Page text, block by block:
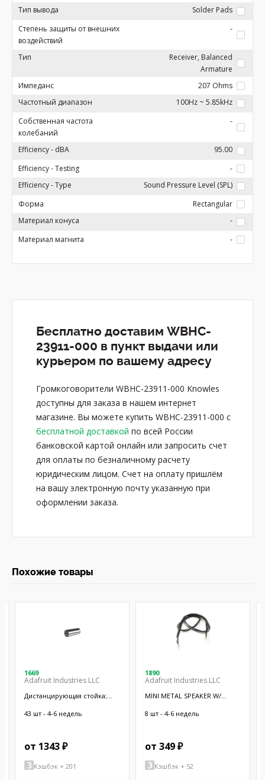
Тип вывода
Solder Pads
Степень защиты от внешних
воздействий
-
Тип
Receiver, Balanced
Armature
Импеданс
207 Ohms
Частотный диапазон
100Hz ~ 5.85kHz
Собственная частота
колебаний
-
Efficiency - dBA
95.00
Efficiency - Testing
-
Efficiency - Type
Sound Pressure Level (SPL)
Форма
Rectangular
Материал конуса
-
Материал магнита
-
Бесплатно доставим WBHC-
23911-000 в пункт выдачи или
курьером по вашему адресу
Громкоговорители WBHC-23911-000 Knowles
доступны для заказа в нашем интернет
магазине. Вы можете купить WBHC-23911-000 с
бесплатной доставкой по всей России
банковской картой онлайн или запросить счет
для оплаты по безналичному расчету
юридическим лицом. Счет на оплату пришлём
на вашу электронную почту указанную при
оформлении заказа.
Похожие товары
1669
Adafruit Industries LLC
Дистанцирующая стойка;
латунь; никель
43 шт - 4-6 недель
от 1343 ₽
Кэшбэк + 201
1890
Adafruit Industries LLC
MINI METAL SPEAKER W/
8 шт - 4-6 недель
от 349 ₽
Кэшбэк + 52